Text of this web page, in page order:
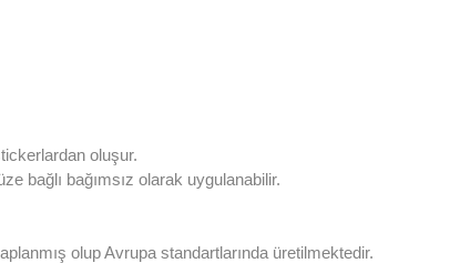
oluşur.
bağlı bağımsız olarak uygulanabilir.
olup Avrupa standartlarında üretilmektedir.